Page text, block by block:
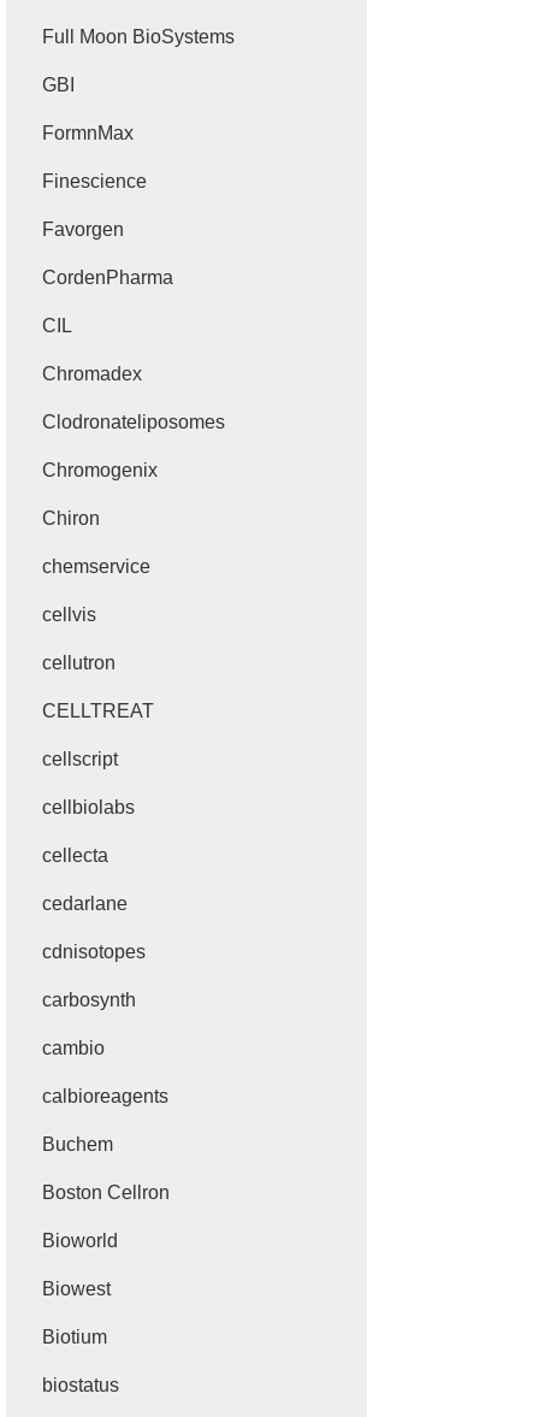
Full Moon BioSystems
GBI
FormnMax
Finescience
Favorgen
CordenPharma
CIL
Chromadex
Clodronateliposomes
Chromogenix
Chiron
chemservice
cellvis
cellutron
CELLTREAT
cellscript
cellbiolabs
cellecta
cedarlane
cdnisotopes
carbosynth
cambio
calbioreagents
Buchem
Boston Cellron
Bioworld
Biowest
Biotium
biostatus